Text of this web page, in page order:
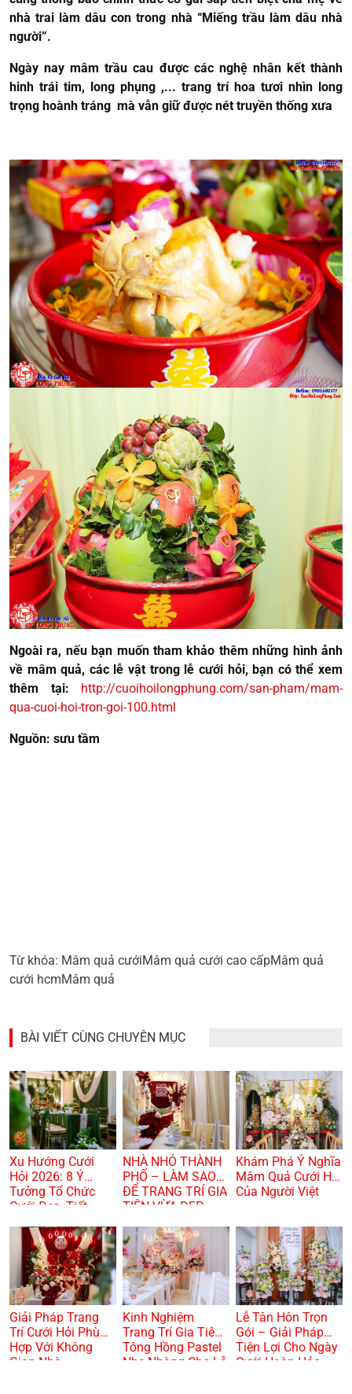
nhà trai làm dâu con trong nhà “Miếng trầu làm dâu nhà
người”.
Ngày nay mâm trầu cau được các nghệ nhân kết thành
hinh trái tim, long phụng ,... trang trí hoa tươi nhìn long
trọng hoành tráng mà vẫn giữ được nét truyền thống xưa
Ngoài ra, nếu bạn muốn tham khảo thêm những hình ảnh
về mâm quả, các lễ vật trong lễ cưới hỏi, bạn có thể xem
thêm tại: http://cuoihoilongphung.com/san-pham/mam-
qua-cuoi-hoi-tron-goi-100.html
Nguồn: sưu tầm
Từ khóa: Mâm quả cướiMâm quả cưới cao cấpMâm quả
cưới hcmMâm quả
BÀI VIẾT CÙNG CHUYÊN MỤC
Xu Hướng Cưới
Hỏi 2026: 8 Ý
Tưởng Tổ Chức
Cưới Đẹp, Tiết
NHÀ NHỎ THÀNH
PHỐ – LÀM SAO
ĐỂ TRANG TRÍ GIA
TIÊN VỪA ĐẸP
TRỌNG? 🏠🌸
Khám Phá Ý Nghĩa
Mâm Quả Cưới Hỏi
Của Người Việt
Giải Pháp Trang
Trí Cưới Hỏi Phù
Hợp Với Không
Gian Nhà
Kinh Nghiệm
Trang Trí Gia Tiên
Tông Hồng Pastel
Nhẹ Nhàng Cho Lễ
Lễ Tân Hôn Trọn
Gói – Giải Pháp
Tiện Lợi Cho Ngày
Cưới Hoàn Hảo